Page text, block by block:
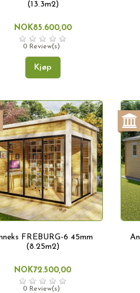
(13.3m2)
NOK85.600,00
0 Review(s)
Kjøp
FREBURG-6 45mm
(8.25m2)
NOK72.500,00
0 Review(s)